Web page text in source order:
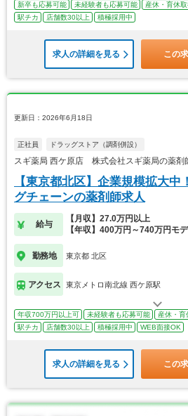
新卒も応募可能 未経験者も応募可能 産休・育休
駅チカ
店舗数30以上 積極採用中
求人の詳細を見る この
更新日：2026年6月18日
正社員 ドラッグストア（調剤併設）
スギ薬局 西ケ原店 株式会社スギ薬局の薬剤
【東京都北区】企業規模拡大中
グチェーンの薬剤師求人
給与
【月収】27.0万円以上
【年収】400万円～740万円モ
勤務地 東京都 北区
アクセス 東京メトロ南北線 西ケ原駅
年収700万円以上可 未経験者も応募可能 産休・育
駅チカ
店舗数30以上 積極採用中 WEB面接OK
求人の詳細を見る この